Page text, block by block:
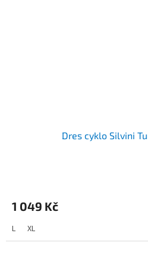
Dres cyklo Silvini
1 049 Kč
L XL